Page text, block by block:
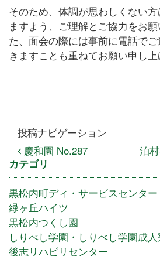
そのため、体調が思わしくない
ますよう、ご理解とご協力をお
た、面会の際には事前に電話で
きますことも重ねてお願い申し上
投稿ナビゲーション
慶和園 No.287
泊
カテゴリ
黒松内町ディ・サービスセンター
緑ヶ丘ハイツ
黒松内つくし園
しりべし学園・しりべし学園成人
後志リハビリセンター